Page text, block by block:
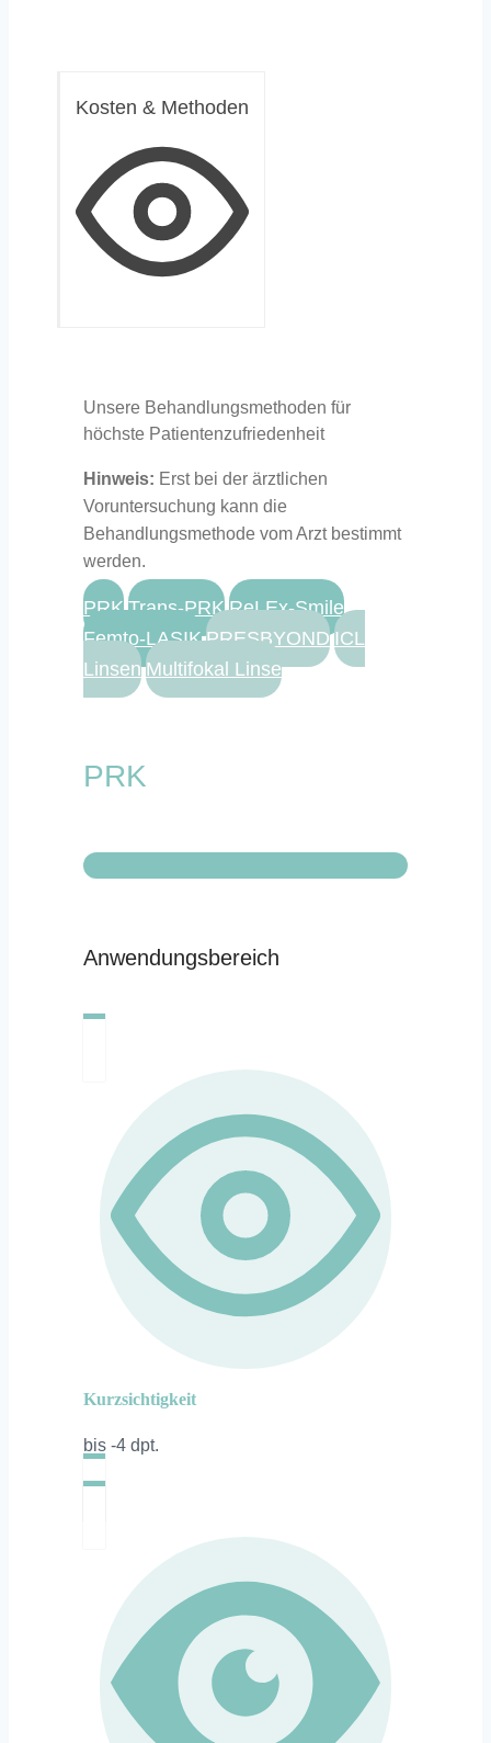
Kosten & Methoden
Unsere Behandlungsmethoden für
höchste Patientenzufriedenheit
Hinweis: Erst bei der ärztlichen
Voruntersuchung kann die
Behandlungsmethode vom Arzt bestimmt
werden.
PRK Trans-PRK ReLEx-Smile
Femto-LASIK PRESBYOND ICL
Linsen Multifokal Linse
PRK
Anwendungsbereich
Kurzsichtigkeit
bis -4 dpt.